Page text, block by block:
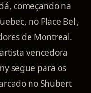
começando na
no Place Bell,
de Montreal.
vencedora
segue para os
no Shubert